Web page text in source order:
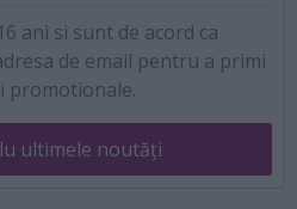
ani si sunt de acord ca
de email pentru a primi
promotionale.
ultimele noutăți